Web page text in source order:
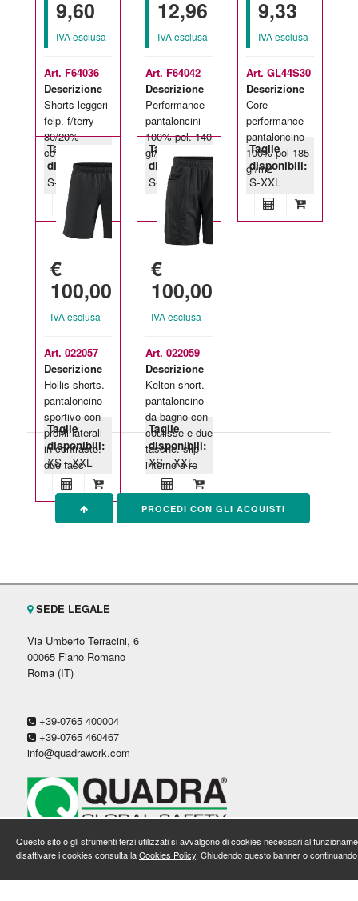
Questo sito o gli strumenti terzi utilizzati si avvalgono di cookies necessari al
disattivare i cookies consulta laCookies Policy. Chiudendo questo banner o
9,60
IVA esclusa
Art. F64036
Descrizione
Shorts leggeri
felp. f/terry
80/20%
cot/pol 240 gr
Taglie
disponibili:
S-XXL
12,96
IVA esclusa
Art. F64042
Descrizione
Performance
pantaloncini
100% pol. 140
gr/m2
Taglie
disponibili:
S-XXL
9,33
IVA esclusa
Art. GL44S30
Descrizione
Core
performance
pantaloncino
100% pol 185
gr/m2
Taglie
disponibili:
S-XXL
€
100,00
IVA esclusa
Art. 022057
Descrizione
Hollis shorts.
pantaloncino
sportivo con
profili laterali
in contrasto.
due tasc
Taglie
disponibili:
XS - XXL
€
100,00
IVA esclusa
Art. 022059
Descrizione
Kelton short.
pantaloncino
da bagno con
coulisse e due
tasche. slip
interno a re
Taglie
disponibili:
XS - XXL
PROCEDI CON GLI ACQUISTI
SEDE LEGALE
Via Umberto Terracini, 6
00065 Fiano Romano
Roma (IT)
+39-0765 400004
+39-0765 460467
info@quadrawork.com
Quadra Srl a socio unico/ P.IVA / C.F. 10391221008